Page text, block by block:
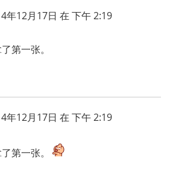
年12月17日 在 下午 2:19
第一张。
年12月17日 在 下午 2:19
第一张。